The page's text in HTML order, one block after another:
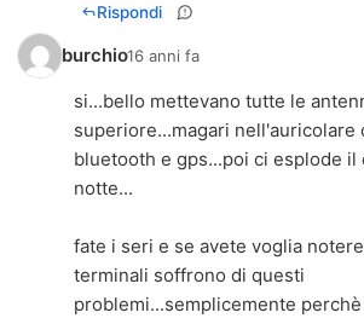
Rispondi
burchio16 anni fa
si...bello mettevano tutte le
superiore...magari
bluetooth e gps...poi ci esplode il
notte...
fate i seri e se avete voglia
terminali soffrono di questi
problemi...semplicemente